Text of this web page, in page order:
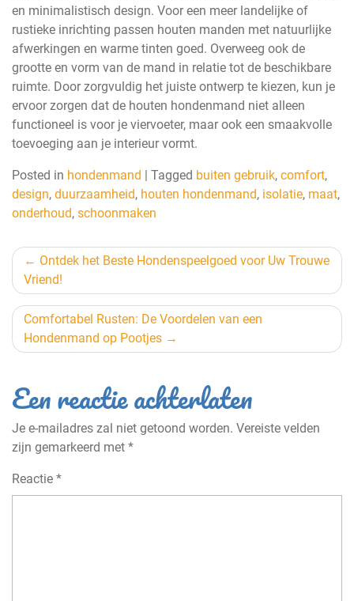
en minimalistisch design. Voor een meer landelijke of
rustieke inrichting passen houten manden met natuurlijke
afwerkingen en warme tinten goed. Overweeg ook de
grootte en vorm van de mand in relatie tot de beschikbare
ruimte. Door zorgvuldig het juiste ontwerp te kiezen, kun je
ervoor zorgen dat de houten hondenmand niet alleen
functioneel is voor je viervoeter, maar ook een smaakvolle
toevoeging aan je interieur vormt.
Posted in hondenmand | Tagged buiten gebruik, comfort,
design, duurzaamheid, houten hondenmand, isolatie, maat,
onderhoud, schoonmaken
Berichtnavigatie
Ontdek het Beste Hondenspeelgoed voor Uw Trouwe
Vriend!
Comfortabel Rusten: De Voordelen van een
Hondenmand op Pootjes
Een reactie achterlaten
Je e-mailadres zal niet getoond worden. Vereiste velden
zijn gemarkeerd met *
Reactie *